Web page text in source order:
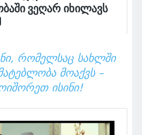
ᲠᲝᲛᲔᲚᲡᲐᲪ ᲡᲐᲮᲚᲨᲘ
ᲛᲝᲐᲥᲕᲡ –
ᲘᲡᲘᲜᲘ!